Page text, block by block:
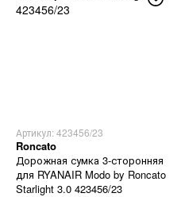
Артикул: 423456/23
Roncato
Дорожная сумка 3-сторонняя
для RYANAIR Modo by Roncato
Starlight 3.0 423456/23